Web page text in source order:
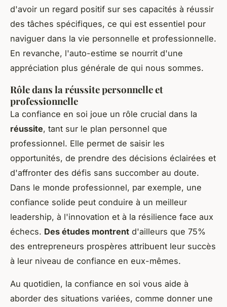
d'avoir un regard positif sur ses capacités à réussir
des tâches spécifiques, ce qui est essentiel pour
naviguer dans la vie personnelle et professionnelle.
En revanche, l'auto-estime se nourrit d'une
appréciation plus générale de qui nous sommes.
Rôle dans la réussite personnelle et
professionnelle
La confiance en soi joue un rôle crucial dans la
réussite, tant sur le plan personnel que
professionnel. Elle permet de saisir les
opportunités, de prendre des décisions éclairées et
d'affronter des défis sans succomber au doute.
Dans le monde professionnel, par exemple, une
confiance solide peut conduire à un meilleur
leadership, à l'innovation et à la résilience face aux
échecs. Des études montrent d'ailleurs que 75%
des entrepreneurs prospères attribuent leur succès
à leur niveau de confiance en eux-mêmes.
Au quotidien, la confiance en soi vous aide à
aborder des situations variées, comme donner une